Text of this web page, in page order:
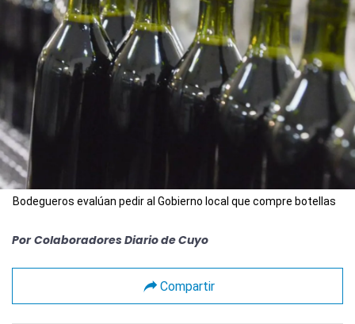
Bodegueros evalúan pedir al Gobierno local que compre botellas
Por Colaboradores Diario de Cuyo
Compartir